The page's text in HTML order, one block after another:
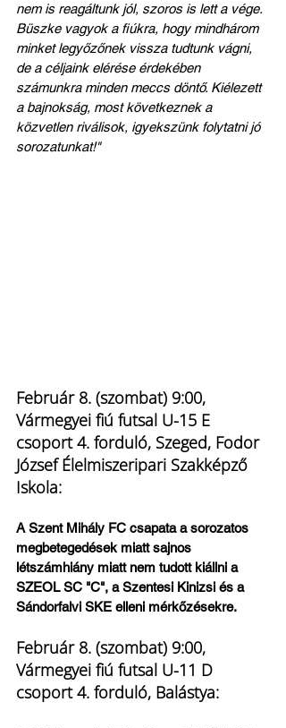
nem is reagáltunk jól, szoros is lett a vége.
Büszke vagyok a fiúkra, hogy mindhárom
minket legyőzőnek vissza tudtunk vágni,
de a céljaink elérése érdekében
számunkra minden meccs döntő. Kiélezett
a bajnokság, most következnek a
közvetlen riválisok, igyekszünk folytatni jó
sorozatunkat!"
Február 8. (szombat) 9:00,
Vármegyei fiú futsal U-15 E
csoport 4. forduló, Szeged, Fodor
József Élelmiszeripari Szakképző
Iskola:
A Szent Mihály FC csapata a sorozatos
megbetegedések miatt sajnos
létszámhiány miatt nem tudott kiállni a
SZEOL SC "C", a Szentesi Kinizsi és a
Sándorfalvi SKE elleni mérkőzésekre.
Február 8. (szombat) 9:00,
Vármegyei fiú futsal U-11 D
csoport 4. forduló, Balástya: